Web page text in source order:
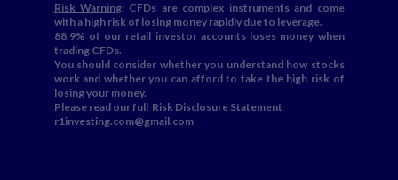
Risk Warning: CFDs are complex instruments and come
with a high risk of losing money rapidly due to leverage.
88.9% of our retail investor accounts loses money when
trading CFDs.
You should consider whether you understand how stocks
work and whether you can afford to take the high risk of
losing your money.
Please read our full Risk Disclosure Statement
r1investing.com@gmail.com